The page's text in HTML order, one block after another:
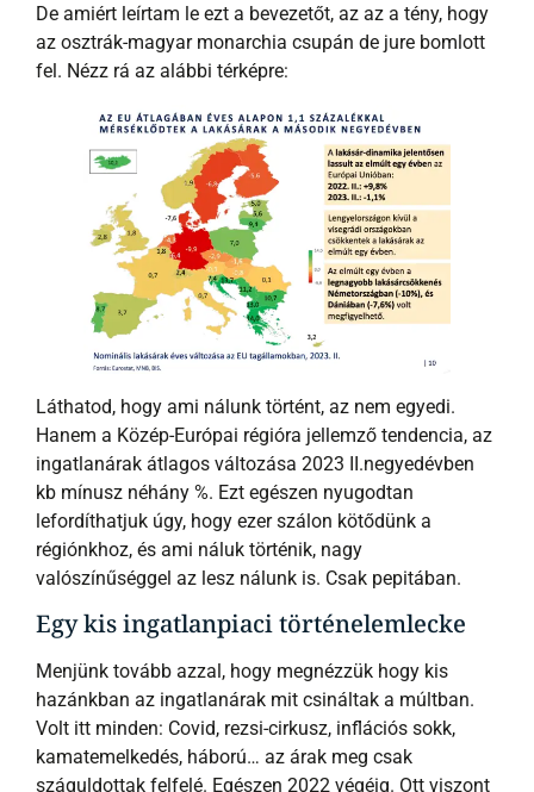
De amiért leírtam le ezt a bevezetőt, az az a tény, hogy
az osztrák-magyar monarchia csupán de jure bomlott
fel. Nézz rá az alábbi térképre:
Láthatod, hogy ami nálunk történt, az nem egyedi.
Hanem a Közép-Európai régióra jellemző tendencia, az
ingatlanárak átlagos változása 2023 II.negyedévben
kb mínusz néhány %. Ezt egészen nyugodtan
lefordíthatjuk úgy, hogy ezer szálon kötődünk a
régiónkhoz, és ami náluk történik, nagy
valószínűséggel az lesz nálunk is. Csak pepitában.
Egy kis ingatlanpiaci történelemlecke
Menjünk tovább azzal, hogy megnézzük hogy kis
hazánkban az ingatlanárak mit csináltak a múltban.
Volt itt minden: Covid, rezsi-cirkusz, inflációs sokk,
kamatemelkedés, háború… az árak meg csak
száguldottak felfelé. Egészen 2022 végéig. Ott viszont